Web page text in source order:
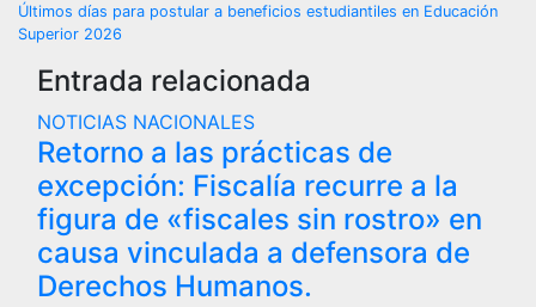
Últimos días para postular a beneficios estudiantiles en Educación
Superior 2026
Entrada relacionada
NOTICIAS NACIONALES
Retorno a las prácticas de
excepción: Fiscalía recurre a la
figura de «fiscales sin rostro» en
causa vinculada a defensora de
Derechos Humanos.